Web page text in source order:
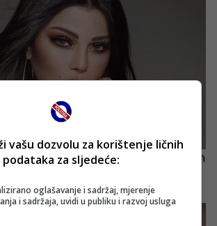
vašu dozvolu za korištenje ličnih
podataka za sljedeće:
oglašavanje i sadržaj, mjerenje
i sadržaja, uvidi u publiku i razvoj usluga